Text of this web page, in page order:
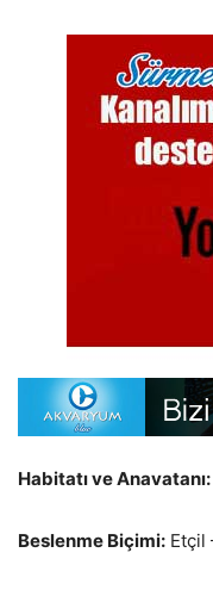
Habitatı ve Anavatanı:
Beslenme Biçimi: Etçil